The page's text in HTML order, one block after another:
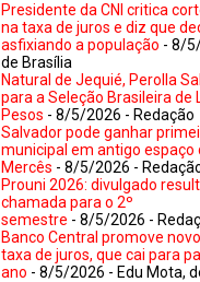
Presidente da CNI critica
na taxa de juros e diz que
asfixiando a população - 8/
de Brasília
Natural de Jequié, Perolla
para a Seleção Brasileira de
Pesos - 8/5/2026 - Redação
Salvador pode ganhar
municipal em antigo espaço
Mercês - 8/5/2026 -
Prouni 2026: divulgado
chamada para o 2º
semestre - 8/5/2026 -
Banco Central promove
taxa de juros, que cai para
ano - 8/5/2026 - Edu Mota,